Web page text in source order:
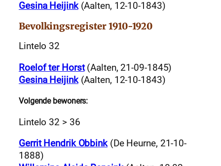
Gesina Heijink(Aalten, 12-10-1843)
Bevolkingsregister 1910-1920
Lintelo 32
Roelof ter Horst(Aalten, 21-09-1845)
Gesina Heijink(Aalten, 12-10-1843)
Volgende bewoners:
Lintelo 32 > 36
Gerrit Hendrik Obbink(De Heurne, 21-10-
1888)